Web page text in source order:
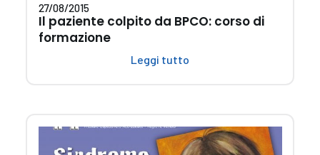
27/08/2015
Il paziente colpito da BPCO: corso di
formazione
Leggi tutto